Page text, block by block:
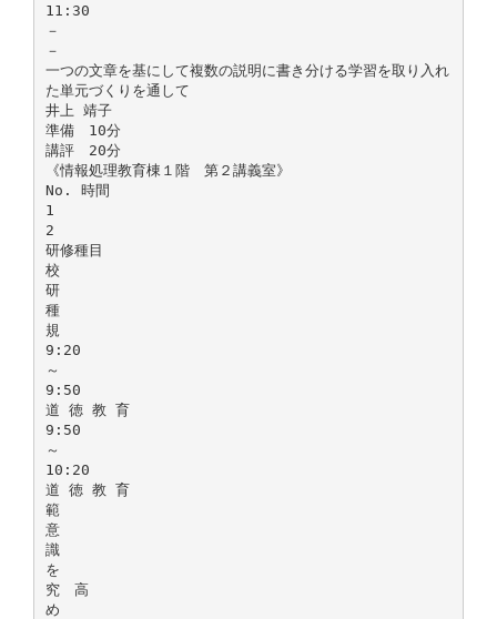
11:30
－
－
一つの文章を基にして複数の説明に書き分ける学習を取り入れ
た単元づくりを通して
井上 靖子
準備 10分
講評 20分
《情報処理教育棟１階 第２講義室》
No. 時間
1
2
研修種目
校
研
種
規
9:20
～
9:50
道 徳 教 育
9:50
～
10:20
道 徳 教 育
範
意
識
を
究 高
め